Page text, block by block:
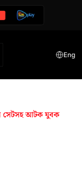
Eng
সেটসহ আটক যুবক